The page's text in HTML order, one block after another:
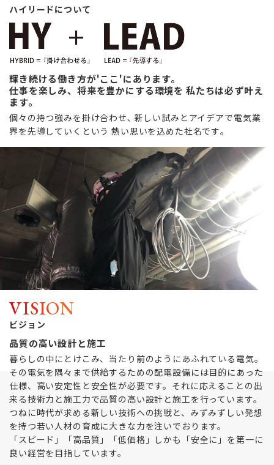
ハイリードについて
輝き続ける働き方が'ここ'にあります。
仕事を楽しみ、将来を豊かにする環境を 私たちは必ず叶え
ます。
個々の持つ強みを掛け合わせ､ 新しい試みとアイデアで電気業
界を先導していくという 熱い思いを込めた社名です｡
VISION
ビジョン
品質の高い設計と施工
暮らしの中にとけこみ、当たり前のようにあふれている電気。
その電気を隅々まで供給するための配電設備には目的にあった
仕様、高い安定性と安全性が必要です。それに応えることの出
来る技術力と施工力で品質の高い設計と施工を行っています。
つねに時代が求める新しい技術への挑戦と、みずみずしい発想
を持つ若い人材の育成に大きな力を注いでおります。
「スピード」「高品質」「低価格」しかも「安全に」を第一に
良い経営を目指しています。